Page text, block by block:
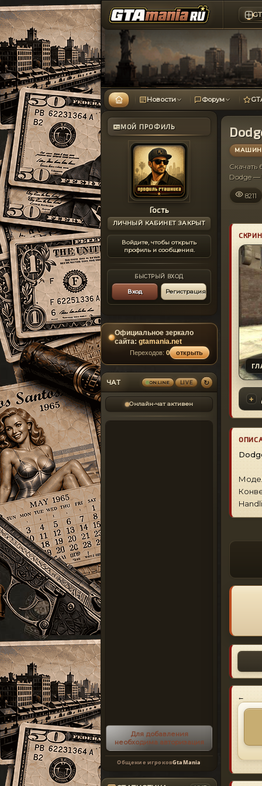
Новости Форум
МОЙ ПРОФИЛЬ
Гость
ЛИЧНЫЙ КАБИНЕТ ЗАКРЫТ
Войдите, чтобы открыть
профиль и сообщения.
БЫСТРЫЙ ВХОД
Вход Регистрация
Официальное зеркало
сайта: gtamania.net
Переходов: 0 открыть
ЧАТ ONLINE LIVE ↻
Онлайн-чат активен
Для добавления
необходима авторизация
Общение игроковGtaMania
Скачать
Dodge
8211
←